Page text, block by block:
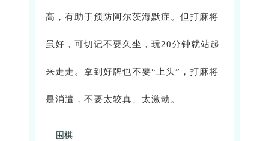
高，有助于预防阿尔茨海默症。但打麻将
虽好，可切记不要久坐，玩20分钟就站起
来走走。拿到好牌也不要“上头”，打麻将
是消遣，不要太较真、太激动。
围棋